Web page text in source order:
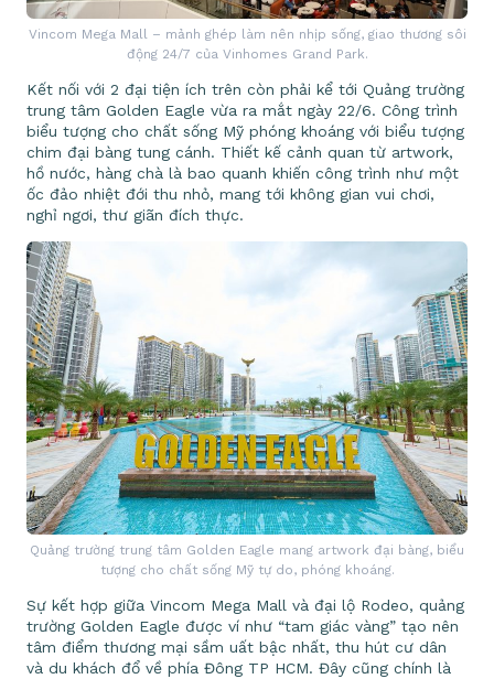
Vincom Mega Mall – mảnh ghép làm nên nhịp sống, giao thương sôi
động 24/7 của Vinhomes Grand Park.
Kết nối với 2 đại tiện ích trên còn phải kể tới Quảng trường
trung tâm Golden Eagle vừa ra mắt ngày 22/6. Công trình
biểu tượng cho chất sống Mỹ phóng khoáng với biểu tượng
chim đại bàng tung cánh. Thiết kế cảnh quan từ artwork,
hồ nước, hàng chà là bao quanh khiến công trình như một
ốc đảo nhiệt đới thu nhỏ, mang tới không gian vui chơi,
nghỉ ngơi, thư giãn đích thực.
Quảng trường trung tâm Golden Eagle mang artwork đại bàng, biểu
tượng cho chất sống Mỹ tự do, phóng khoáng.
Sự kết hợp giữa Vincom Mega Mall và đại lộ Rodeo, quảng
trường Golden Eagle được ví như “tam giác vàng” tạo nên
tâm điểm thương mại sầm uất bậc nhất, thu hút cư dân
và du khách đổ về phía Đông TP HCM. Đây cũng chính là